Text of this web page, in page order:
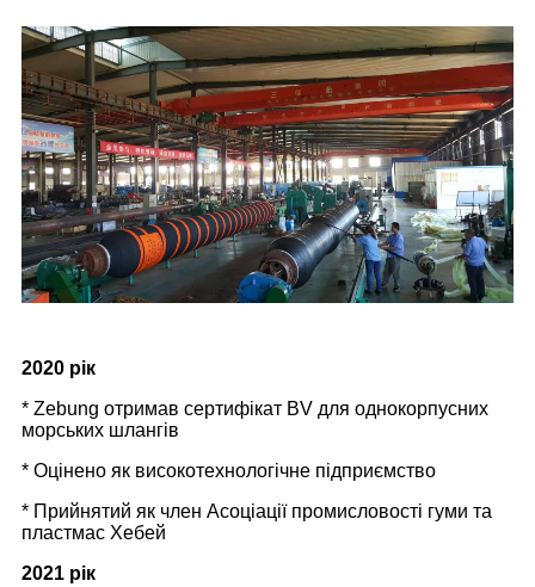
2020 рік
* Zebung отримав сертифікат BV для однокорпусних
морських шлангів
* Оцінено як високотехнологічне підприємство
* Прийнятий як член Асоціації промисловості гуми та
пластмас Хебей
2021 рік